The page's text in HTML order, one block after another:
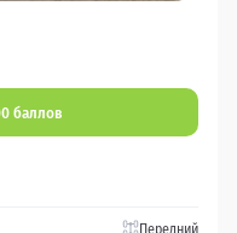
баллов
Передний